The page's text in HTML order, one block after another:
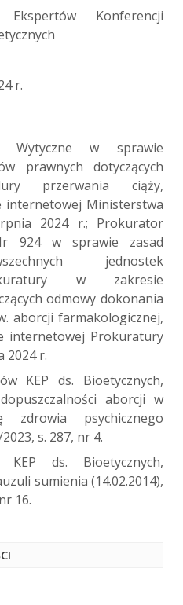
Konferencji
r.
Wytyczne w sprawie
prawnych dotyczących
przerwania ciąży,
Ministerstwa
2024 r.; Prokurator
924 w sprawie zasad
jednostek
w zakresie
odmowy dokonania
aborcji farmakologicznej,
internetowej Prokuratury
2024 r.
KEP ds. Bioetycznych,
aborcji w
zdrowia psychicznego
s. 287, nr 4.
ds. Bioetycznych,
sumienia (14.02.2014),
16.